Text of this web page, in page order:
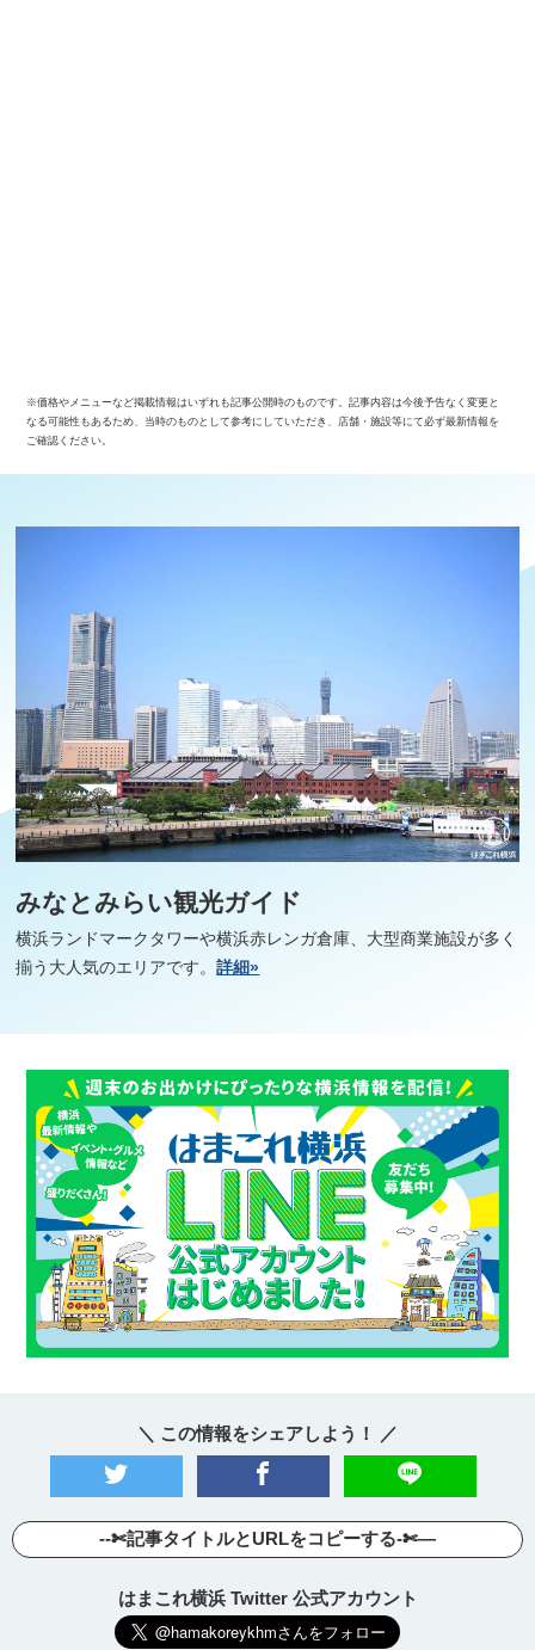
※価格やメニューなど掲載情報はいずれも記事公開時のものです。記事内容は今後予告なく変更と
なる可能性もあるため、当時のものとして参考にしていただき、店舗・施設等にて必ず最新情報を
ご確認ください。
みなとみらい観光ガイド
横浜ランドマークタワーや横浜赤レンガ倉庫、大型商業施設が多く
揃う大人気のエリアです。詳細»
＼ この情報をシェアしよう！ ／
--✄記事タイトルとURLをコピーする-✄—
はまこれ横浜 Twitter 公式アカウント